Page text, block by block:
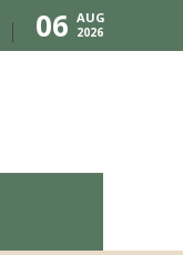
06 AUG
2026